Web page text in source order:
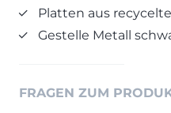
KLEINMÖBEL & DIELE
Schreiner/Monteur (m/w/d)
Kurzbewerbung senden
Platten aus
Gestelle Metall
FRAGEN ZUM